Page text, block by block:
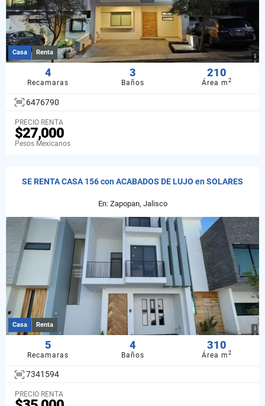
Casa Renta
4
Recamaras
3
Baños
210
Área m2
6476790
PRECIO RENTA
$27,000
Pesos Mexicanos
SE RENTA CASA 156 con ACABADOS DE LUJO en SOLARES
En: Zapopan, Jalisco
Casa Renta
5
Recamaras
4
Baños
310
Área m2
7341594
PRECIO RENTA